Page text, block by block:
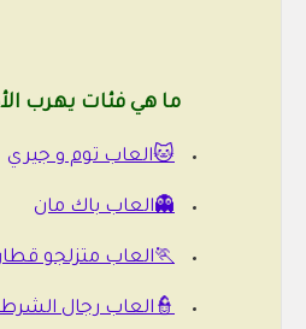
ما هي فئات يهرب
🐱العاب توم و جيري
👻العاب باك مان
🏃العاب متزلجو قطار
👮العاب رجال